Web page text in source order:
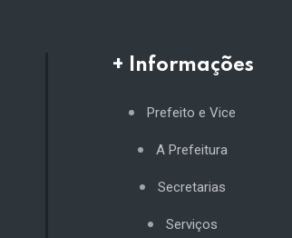
+ Informações
Prefeito e Vice
A Prefeitura
Secretarias
Serviços